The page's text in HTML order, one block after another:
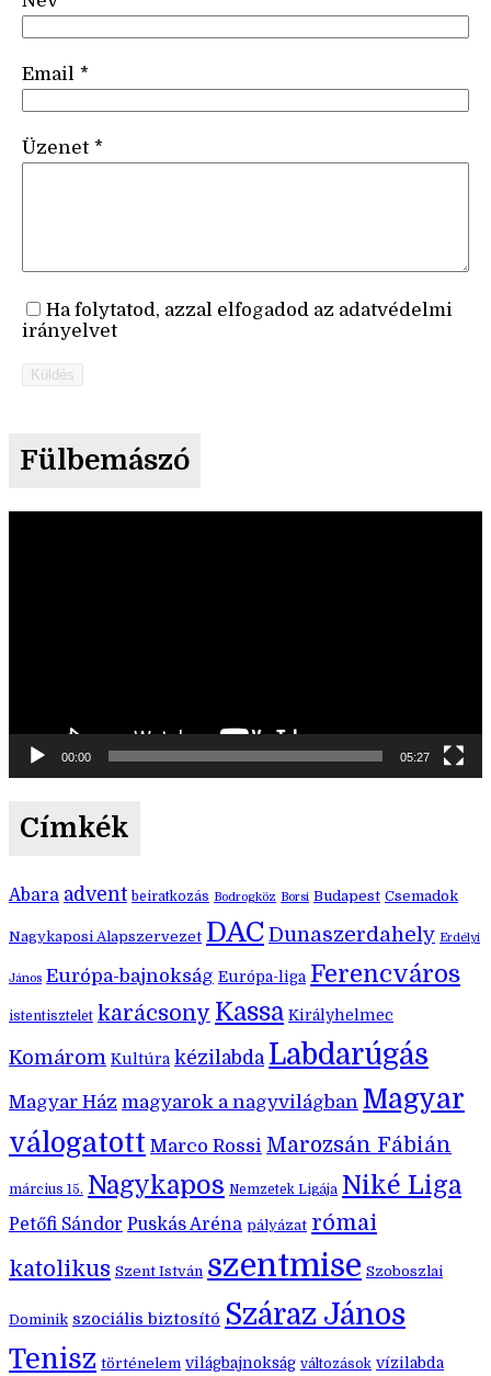
Email *
Üzenet *
Ha folytatod, azzal elfogadod az adatvédelmi
irányelvet
Küldés
Fülbemászó
00:00 05:27
Címkék
Abara advent beiratkozás Bodrogköz Borsi Budapest Csemadok
Nagykaposi Alapszervezet DACDunaszerdahely Erdélyi
János Európa-bajnokság Európa-liga Ferencváros
istentisztelet karácsony Kassa Királyhelmec
Komárom Kultúra kézilabda Labdarúgás
Magyar Ház magyarok a nagyvilágban Magyar
válogatott Marco Rossi Marozsán Fábián
március 15. Nagykapos Nemzetek Ligája Niké Liga
Petőfi Sándor Puskás Aréna pályázat római
katolikus Szent István szentmise Szoboszlai
Dominik szociális biztosító Száraz János
Tenisz történelem világbajnokság változások vízilabda